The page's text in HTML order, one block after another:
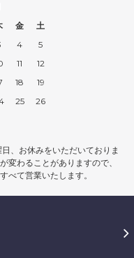
金
土
4
5
11
12
18
19
25
26
、お休みをいただいておりま
変わることがありますので、
べて営業いたします。